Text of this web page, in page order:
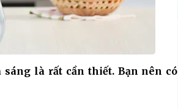
là rất cần thiết. Bạn nên có